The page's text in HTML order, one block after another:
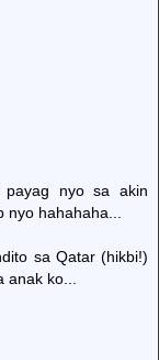
payag nyo sa akin
hahahaha...
sa Qatar (hikbi!)
ko...